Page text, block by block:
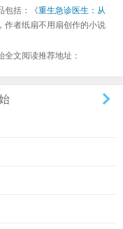
包括：《重生急诊医生：从
作者纸扇不用扇创作的小说
文阅读推荐地址：